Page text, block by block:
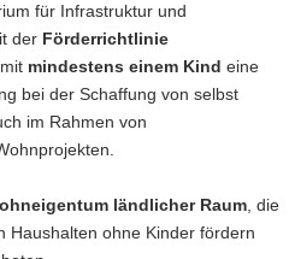
für Infrastruktur und
der Förderrichtlinie
mindestens einem Kind eine
bei der Schaffung von selbst
im Rahmen von
ländlicher Raum , die
Haushalten ohne Kinder fördern